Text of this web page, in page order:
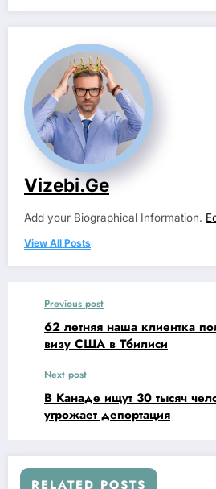
Vizebi.ge
Add your Biographical Information.
View All Posts
Previous post
62 летняя наша клиентка
визу США в Тбилиси
Next post
В Канаде ищут 30 тысяч
угрожает депортация
RELATED POSTS